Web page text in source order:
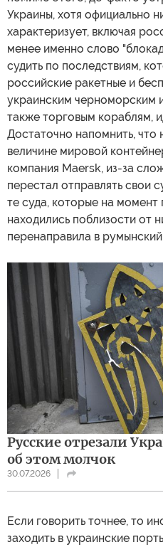
Украины, хотя официально
характеризует, включая
менее именно слово
судить по последствиям,
российские ракетные и
украинским черноморским
также торговым кораблям,
Достаточно напомнить, что
величине мировой
компания Maersk, из-за
перестал отправлять свои
те суда, которые на момент
находились поблизости от
перенаправила в
Русские отрезали
об этом молчок
30.07.2026
Если говорить точнее, то
заходить в украинские